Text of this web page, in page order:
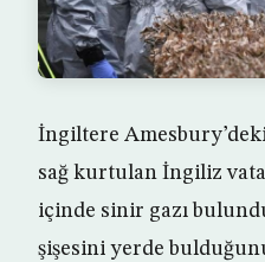
İngiltere
sağ kurtulan İngiliz
içinde sinir gazı
şişesini yerde